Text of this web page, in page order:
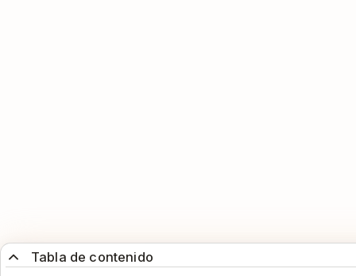
Tabla de contenido